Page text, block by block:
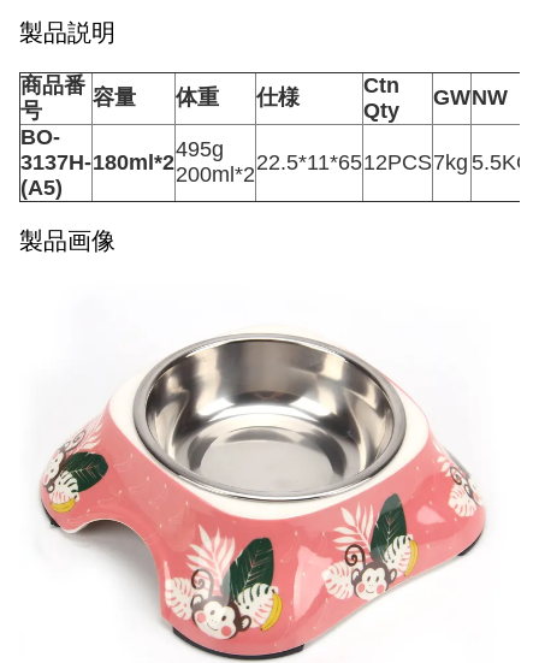
製品説明
商品番
号
容量 体重 仕様
Ctn
Qty
GWNW
BO-
3137H-
(A5)
180ml*2
495g
200ml*222.5*11*6512PCS7kg 5.5KG
製品画像